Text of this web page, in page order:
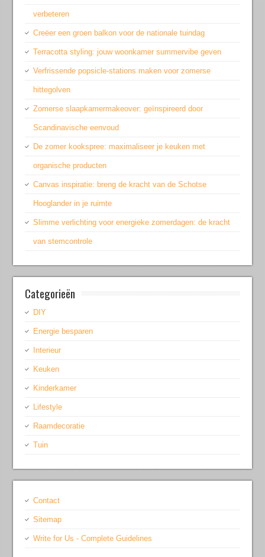
verbeteren
Creëer een groen balkon voor de nationale tuindag
Terracotta styling: jouw woonkamer summervibe geven
Verfrissende popsicle-stations maken voor zomerse
hittegolven
Zomerse slaapkamermakeover: geïnspireerd door
Scandinavische eenvoud
De zomer kookspree: maximaliseer je keuken met
organische producten
Canvas inspiratie: breng de kracht van de Schotse
Hooglander in je ruimte
Slimme verlichting voor energieke zomerdagen: de kracht
van stemcontrole
Categorieën
DIY
Energie besparen
Interieur
Keuken
Kinderkamer
Lifestyle
Raamdecoratie
Tuin
Contact
Sitemap
Write for Us - Complete Guidelines